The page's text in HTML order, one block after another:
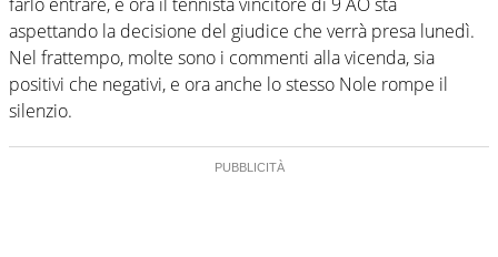
aspettando la decisione del giudice che verrà presa lunedì.
Nel frattempo, molte sono i commenti alla vicenda, sia
positivi che negativi, e ora anche lo stesso Nole rompe il
silenzio.